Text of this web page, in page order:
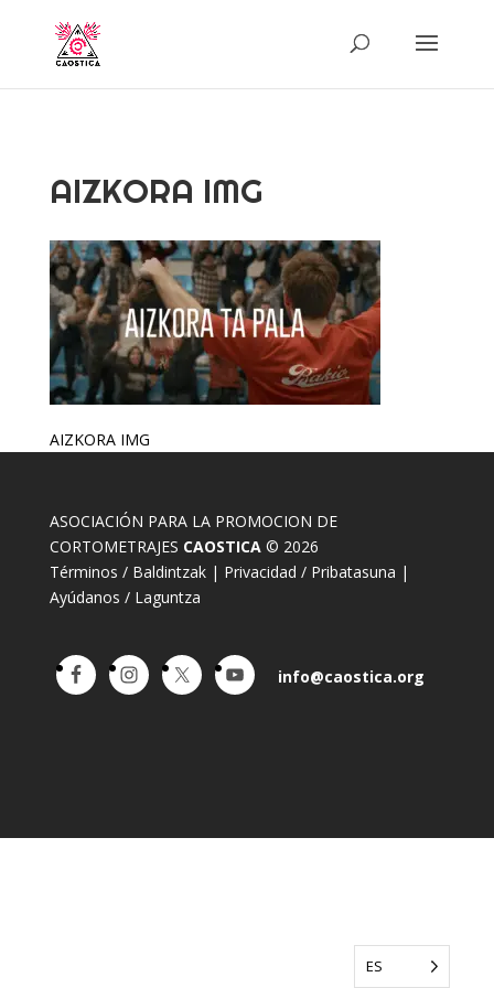
AIZKORA IMG
AIZKORA IMG
ASOCIACIÓN PARA LA PROMOCION DE
CORTOMETRAJES CAOSTICA© 2026
Términos / Baldintzak| Privacidad / Pribatasuna |
Ayúdanos / Laguntza
info@caostica.org
ES